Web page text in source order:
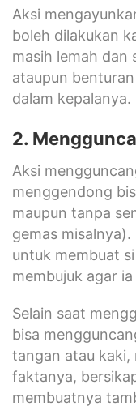
Aksi
boleh dilakukan
masih lemah dan
ataupun
dalam kepalanya.
2.
Aksi
menggendong
maupun tanpa
gemas
untuk membuat
membujuk agar
Selain saat
bisa
tangan atau kaki,
faktanya,
membuatnya